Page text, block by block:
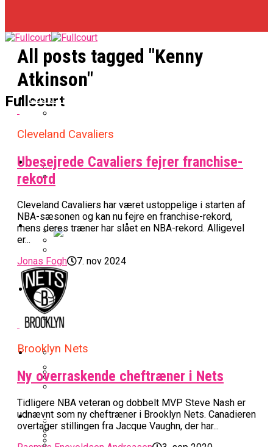
Fullcourt
Basketligaen
Officielt: Vejen Gafler Dansker Hos Rabbits
Guard På Plads
Nu Står Det Klart: Den Dag Starter
Basketligaen
Værløse-Komet Skifter Til Den Bedste
Officielt: Bakken Skal Spille Champions
League-Kvalifikation
NBA
Warriors Forlænger Med Succestræner
Miami Heat Smider Skandaleramt Spiller
På Porten
Stjerne Akut Opereret: Misser Nøglekampe
All-Star Guard Nærmer Sig Comeback
EuroLeague
Danskerne Imponerede Torsdag Aften I
EuroLeague
I EuroLeague
Sølv Til Tobias Jensen: Bayern Er Tysk
Mester Efter To Missede Ulm-Matchbolde
Kvindebasketligaen
College Er Slut: Frida Formann Fortsætter
Karrieren I Schweiz
Efter ‘The Double’: Kvindebasketligaens
MVP Rykker Til Sverige
Podcast
Trænere, Gav Man Sig 100 Procent”
Video
All posts tagged "Kenny
Atkinson"
Cleveland Cavaliers
Ubesejrede Cavaliers fejrer franchise-
rekord
Cleveland Cavaliers har været ustoppelige i starten af
NBA-sæsonen og kan nu fejre en franchise-rekord,
mens deres træner har slået en NBA-rekord. Alligevel
er...
Jonas Fogh
7. nov 2024
Brooklyn Nets
Ny overraskende cheftræner i Nets
Tidligere NBA veteran og dobbelt MVP Steve Nash er
udnævnt som ny cheftræner i Brooklyn Nets. Canadieren
overtager stillingen fra Jacque Vaughn, der har...